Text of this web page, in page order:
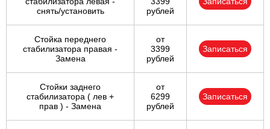
снять/установить
рублей
Стойка переднего
стабилизатора правая -
Замена
от
3399
рублей
Записаться
Стойки заднего
стабилизатора ( лев +
прав ) - Замена
от
6299
рублей
Записаться